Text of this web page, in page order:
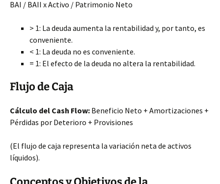
BAI / BAII x Activo / Patrimonio Neto
> 1: La deuda aumenta la rentabilidad y, por tanto, es
conveniente.
< 1: La deuda no es conveniente.
= 1: El efecto de la deuda no altera la rentabilidad.
Flujo de Caja
Cálculo del Cash Flow: Beneficio Neto + Amortizaciones +
Pérdidas por Deterioro + Provisiones
(El flujo de caja representa la variación neta de activos
líquidos).